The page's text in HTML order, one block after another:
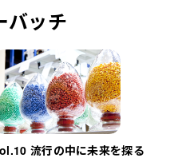
バッチ
流行の中に未来を探る